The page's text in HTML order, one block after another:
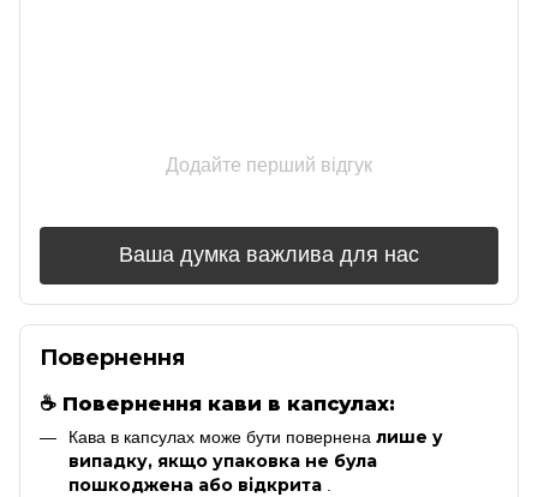
Додайте перший відгук
Ваша думка важлива для нас
Повернення
☕ Повернення кави в капсулах:
Кава в капсулах може бути повернена лише у
випадку, якщо упаковка не була
пошкоджена або відкрита